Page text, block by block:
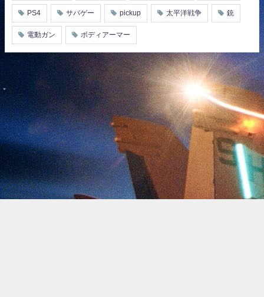
PS4 サバゲー pickup 太平洋戦争 銃
電動ガン ボディアーマー